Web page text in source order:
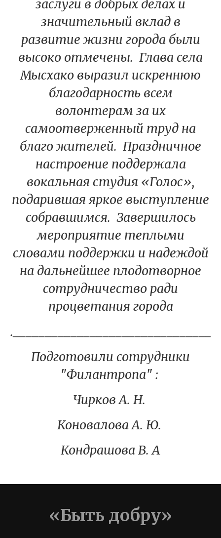
заслуги в добрых делах и
значительный вклад в
развитие жизни города были
высоко отмечены. Глава села
Мысхако выразил искреннюю
благодарность всем
волонтерам за их
самоотверженный труд на
благо жителей. Праздничное
настроение поддержала
вокальная студия «Голос»,
подарившая яркое выступление
собравшимся. Завершилось
мероприятие теплыми
словами поддержки и надеждой
на дальнейшее плодотворное
сотрудничество ради
процветания города
Подготовили сотрудники
"Филантропа" :
Чирков А. Н.
Коновалова А. Ю.
Кондрашова В. А
«Быть добру»